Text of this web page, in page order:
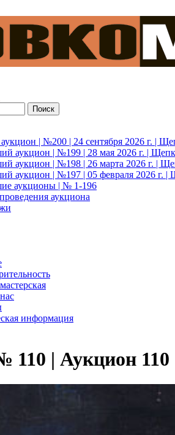
| №200 | 24 сентября 2026 г. |
аукцион | №199 | 28 мая 2026 г. |
аукцион | №198 | 26 марта 2026 г. |
аукцион | №197 | 05 февраля 2026 г. |
аукционы | № 1-196
аукциона
информация
110 | Аукцион 110